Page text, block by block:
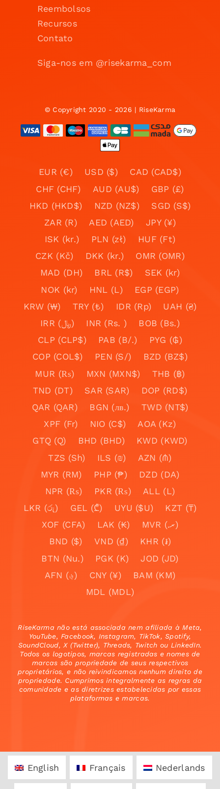
Reembolsos
Recursos
Contato
Siga-nos em @risekarma_com
© Copyright 2020 - 2026 | RiseKarma
EUR (€) USD ($)
CAD (CAD$)
CHF (CHF)
AUD (AU$)
GBP (£)
HKD (HKD$)
NZD (NZ$)
SGD (S$)
ZAR (R)
AED (AED)
JPY (¥)
ISK (kr.)
PLN (zł)
HUF (Ft)
CZK (Kč)
DKK (kr.)
OMR (OMR)
MAD (DH)
BRL (R$)
SEK (kr)
NOK (kr)
HNL (L)
EGP (EGP)
KRW (₩)
TRY (₺) IDR (Rp)
UAH (₴)
IRR (﷼)
INR (Rs. )
BOB (Bs.)
CLP (CLP$)
PAB (B/.)
PYG (₲)
COP (COL$)
PEN (S/)
BZD (BZ$)
MUR (₨)
MXN (MXN$)
THB (฿)
TND (DT)
SAR (SAR)
DOP (RD$)
QAR (QAR)
BGN (лв.)
TWD (NT$)
XPF (Fr)
NIO (C$)
AOA (Kz)
GTQ (Q)
BHD (BHD)
KWD (KWD)
TZS (Sh)
ILS (₪)
AZN (₼)
MYR (RM)
PHP (₱)
DZD (DA)
NPR (₨)
PKR (₨)
ALL (L)
LKR (රු)
GEL (₾) UYU ($U)
KZT (₸)
XOF (CFA)
LAK (₭)
MVR (.ރ)
BND ($)
VND (₫)
KHR (៛)
BTN (Nu.)
PGK (K)
JOD (JD)
AFN (؋)
CNY (¥)
BAM (KM)
MDL (MDL)
RiseKarma não está associada nem afiliada à Meta,
YouTube, Facebook, Instagram, TikTok, Spotify,
SoundCloud, X (Twitter), Threads, Twitch ou LinkedIn.
Todos os logotipos, marcas registradas e nomes de
marcas são propriedade de seus respectivos
proprietários, e não reivindicamos nenhum direito de
propriedade. Cumprimos integralmente as regras da
comunidade e as diretrizes estabelecidas por essas
plataformas e marcas.
English Français Nederlands